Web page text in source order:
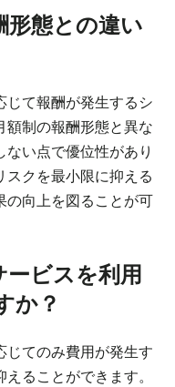
形態との違い
じて報酬が発生するシ
額制の報酬形態と異な
い点で優位性があり
スクを最小限に抑える
の向上を図ることが可
ービスを利用
か？
じてのみ費用が発生す
ることができます。